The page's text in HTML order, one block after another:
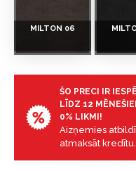
MILTON 06
ŠO PRECI IR
LĪDZ 12
0% LIKMI!
Aizņemies
atmaksāt kredītu.